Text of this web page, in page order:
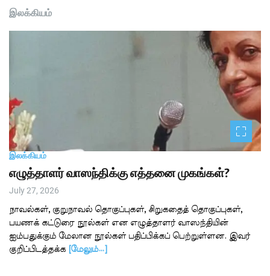
இலக்கியம்
இலக்கியம்
எழுத்தாளர் வாஸந்திக்கு எத்தனை முகங்கள்?
July 27, 2026
நாவல்கள், குறுநாவல் தொகுப்புகள், சிறுகதைத் தொகுப்புகள்,
பயணக் கட்டுரை நூல்கள் என எழுத்தாளர் வாஸந்தியின்
ஐம்பதுக்கும் மேலான நூல்கள் பதிப்பிக்கப் பெற்றுள்ளன. இவர்
குறிப்பிடத்தக்க
[மேலும்…]